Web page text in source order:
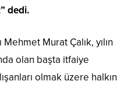
dedi.
Murat Çalık, yılın
olan başta itfaiye
olmak üzere halkın